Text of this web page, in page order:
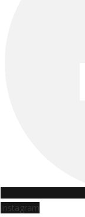
Instagram